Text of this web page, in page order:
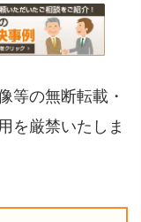
等の無断転載・
を厳禁いたしま